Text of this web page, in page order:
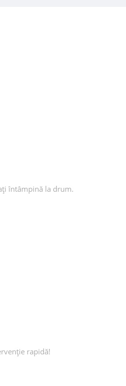
întâmpină la drum.
rapidă!